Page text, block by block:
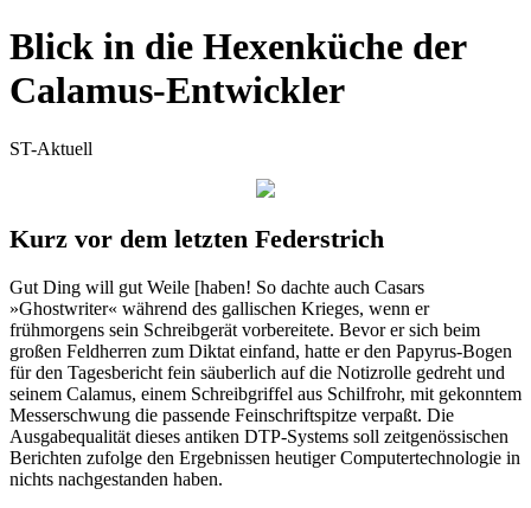
Blick in die Hexenküche der
Calamus-Entwickler
ST-Aktuell
Kurz vor dem letzten Federstrich
Gut Ding will gut Weile [haben! So dachte auch Casars
»Ghostwriter« während des gallischen Krieges, wenn er
frühmorgens sein Schreibgerät vorbereitete. Bevor er sich beim
großen Feldherren zum Diktat einfand, hatte er den Papyrus-Bogen
für den Tagesbericht fein säuberlich auf die Notizrolle gedreht und
seinem Calamus, einem Schreibgriffel aus Schilfrohr, mit gekonntem
Messerschwung die passende Feinschriftspitze verpaßt. Die
Ausgabequalität dieses antiken DTP-Systems soll zeitgenössischen
Berichten zufolge den Ergebnissen heutiger Computertechnologie in
nichts nachgestanden haben.